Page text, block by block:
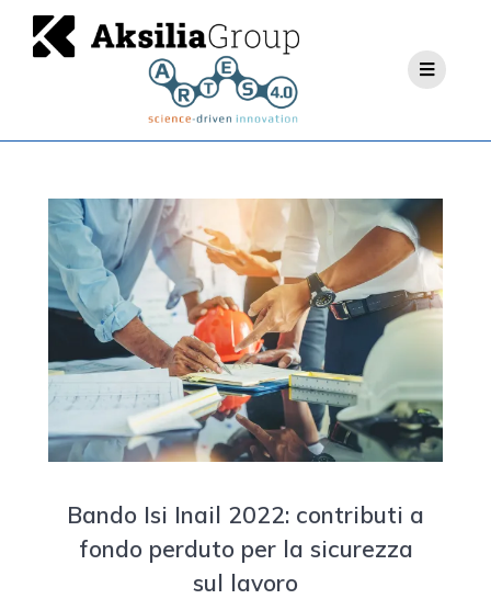
Bando Isi Inail 2022: contributi a
fondo perduto per la sicurezza
sul lavoro